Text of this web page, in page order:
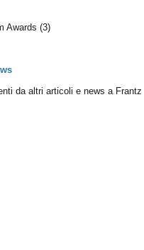
Awards(3)
da altri articoli e news a Frantz